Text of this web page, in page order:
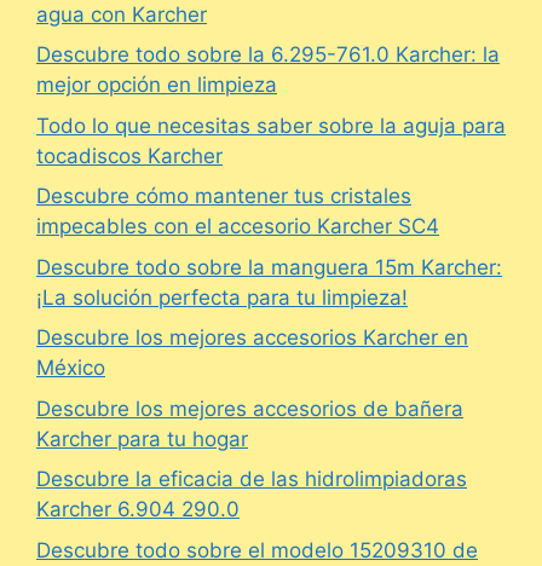
agua con Karcher
Descubre todo sobre la 6.295-761.0 Karcher: la
mejor opción en limpieza
Todo lo que necesitas saber sobre la aguja para
tocadiscos Karcher
Descubre cómo mantener tus cristales
impecables con el accesorio Karcher SC4
Descubre todo sobre la manguera 15m Karcher:
¡La solución perfecta para tu limpieza!
Descubre los mejores accesorios Karcher en
México
Descubre los mejores accesorios de bañera
Karcher para tu hogar
Descubre la eficacia de las hidrolimpiadoras
Karcher 6.904 290.0
Descubre todo sobre el modelo 15209310 de